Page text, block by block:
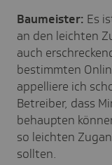
Baumeister: Es
an den leichten
auch
bestimmten
appelliere ich
Betreiber, dass
behaupten
so leichten
sollten.